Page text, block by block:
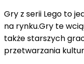
Gry z serii Lego to
na rynku.Gry te
także starszych
przetwarzania